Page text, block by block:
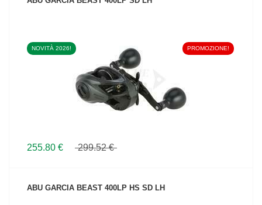
VEDI IL PRODOTTO
NOVITÀ 2026! PROMOZIONE!
255.80 € 299.52 €
ABU GARCIA BEAST 400LP HS SD LH